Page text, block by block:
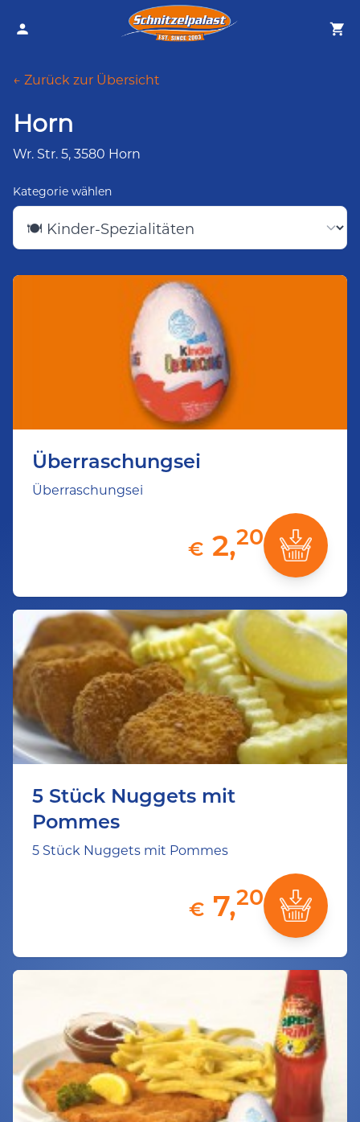
← Zurück zur Übersicht
Horn
Wr. Str. 5, 3580 Horn
Kategorie wählen
Überraschungsei
Überraschungsei
€ 2,20
5 Stück Nuggets mit
Pommes
5 Stück Nuggets mit Pommes
€ 7,20